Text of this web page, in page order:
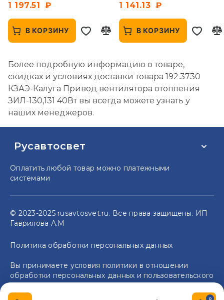
1 197.51
В КОРЗИНУ
1 141.13
В КОРЗИНУ
Более подробную информацию о товаре,
скидках и условиях доставки товара 192.3730
КЗАЭ-Калуга Привод вентилятора отопления
ЗИЛ-130,131 40Вт вы всегда можете узнать у
наших менеджеров.
Русавтосвет
Оплатить любой товар можно платежными
системами
© 2023-2025 rusavtosvet.ru. Все права защищены. ИП
Гаврилова А.М
Политика обработки персональных данных
Вы принимаете условия политики в отношении
обработки персональных данных и пользовательского
соглашения каждый раз, когда оставляете свои
данные в любой форме обратной связи на сайте
0